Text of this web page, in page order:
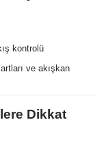
kontrolü
ve akışkan
Dikkat